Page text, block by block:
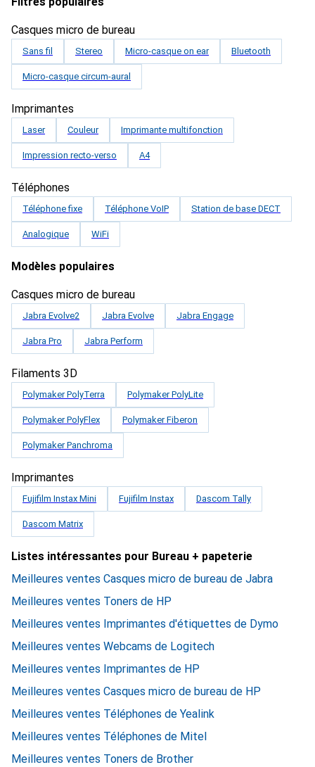
Casques micro de bureau
Sans fil Stereo Micro-casque on ear Bluetooth
Micro-casque circum-aural
Imprimantes
Laser Couleur Imprimante multifonction
Impression recto-verso A4
Téléphones
Téléphone fixe Téléphone VoIP Station de base DECT
Analogique WiFi
Modèles populaires
Casques micro de bureau
Jabra Evolve2 Jabra Evolve Jabra Engage
Jabra Pro Jabra Perform
Filaments 3D
Polymaker PolyTerra Polymaker PolyLite
Polymaker PolyFlex Polymaker Fiberon
Polymaker Panchroma
Imprimantes
Fujifilm Instax Mini Fujifilm Instax Dascom Tally
Dascom Matrix
Listes intéressantes pour Bureau + papeterie
Meilleures ventes Casques micro de bureau de Jabra
Meilleures ventes Toners de HP
Meilleures ventes Imprimantes d'étiquettes de Dymo
Meilleures ventes Webcams de Logitech
Meilleures ventes Imprimantes de HP
Meilleures ventes Casques micro de bureau de HP
Meilleures ventes Téléphones de Yealink
Meilleures ventes Téléphones de Mitel
Meilleures ventes Toners de Brother